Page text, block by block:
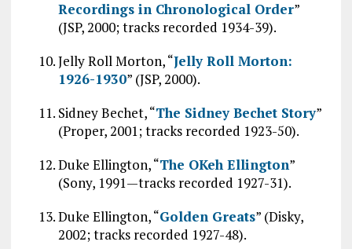
Recordings in Chronological Order”
(JSP, 2000; tracks recorded 1934-39).
Jelly Roll Morton, “Jelly Roll Morton:
1926-1930” (JSP, 2000).
Sidney Bechet, “The Sidney Bechet Story”
(Proper, 2001; tracks recorded 1923-50).
Duke Ellington, “The OKeh Ellington”
(Sony, 1991—tracks recorded 1927-31).
Duke Ellington, “Golden Greats” (Disky,
2002; tracks recorded 1927-48).